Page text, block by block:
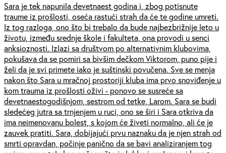
Sara je tek napunila devetnaest godina i, zbog potisnute
traume iz prošlosti, oseća rastući strah da će te godine umreti.
Iz tog razloga, ono što bi trebalo da bude najbezbrižnije leto u
životu, između srednje škole i fakulteta, ona provodi u senci
anksioznosti. Izlazi sa društvom po alternativnim klubovima,
pokušava da se pomiri sa bivšim dečkom Viktorom, puno pije i
želi da je svi primete iako je suštinski povučena. Sve se menja
nakon što Sara u mračnoj prostoriji kluba ima prvo snoviđenje u
kom trauma iz prošlosti oživi - ponovo se susreće sa
devetnaestogodišnjom, sestrom od tetke, Larom. Sara se budi
sledećeg jutra sa trnjenjem u ruci, ono se širi i Sara otkriva da
ima neimenovanu bolest, s kojom će živeti normalno, ali će je
zauvek pratiti. Sara, dobijajući prvu naznaku da je njen strah od
smrti opravdan, počinje panično da se bavi analiziranjem tog